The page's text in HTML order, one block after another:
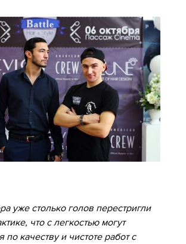
уже столько голов перестригли
что с легкостью могут
по качеству и чистоте работ с